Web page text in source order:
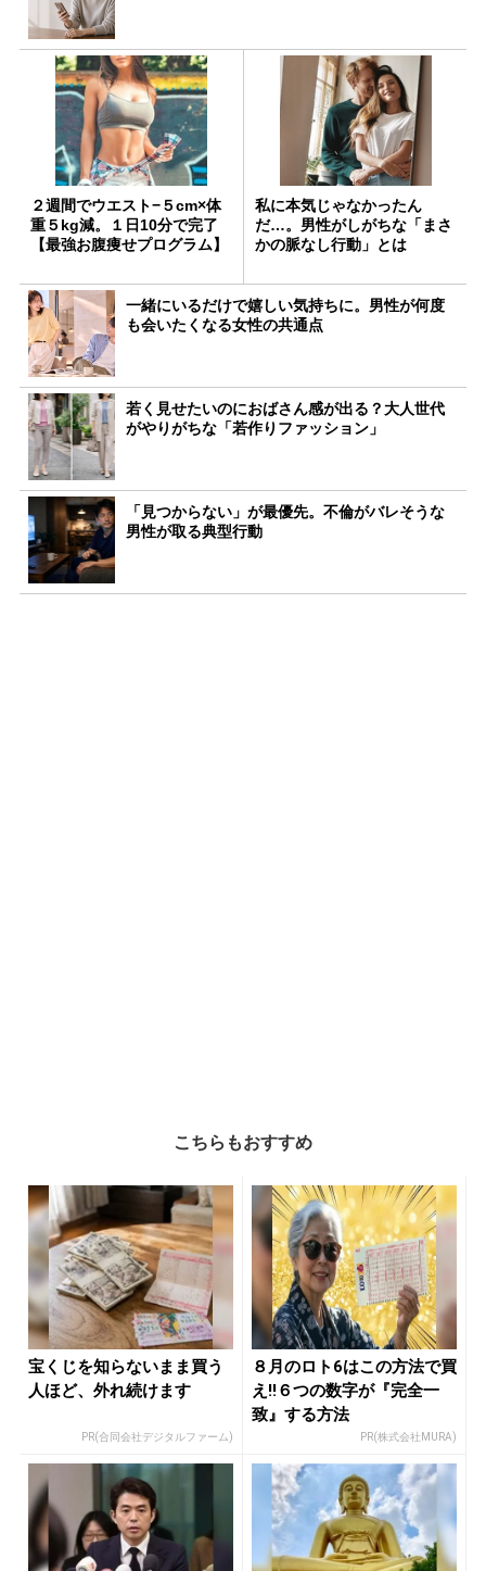
２週間でウエスト−５cm×体
重５kg減。１日10分で完了
【最強お腹痩せプログラム】
私に本気じゃなかったん
だ…。男性がしがちな「まさ
かの脈なし行動」とは
一緒にいるだけで嬉しい気持ちに。男性が何度
も会いたくなる女性の共通点
若く見せたいのにおばさん感が出る？大人世代
がやりがちな「若作りファッション」
「見つからない」が最優先。不倫がバレそうな
男性が取る典型行動
こちらもおすすめ
宝くじを知らないまま買う
人ほど、外れ続けます
PR(合同会社デジタルファーム)
８月のロト6はこの方法で買
え!!６つの数字が『完全一
致』する方法
PR(株式会社MURA)